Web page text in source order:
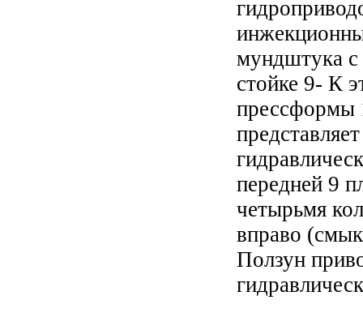
мундштука с
стойке 9- К
прессформы
передней 9
четырьмя
вправо
Ползун